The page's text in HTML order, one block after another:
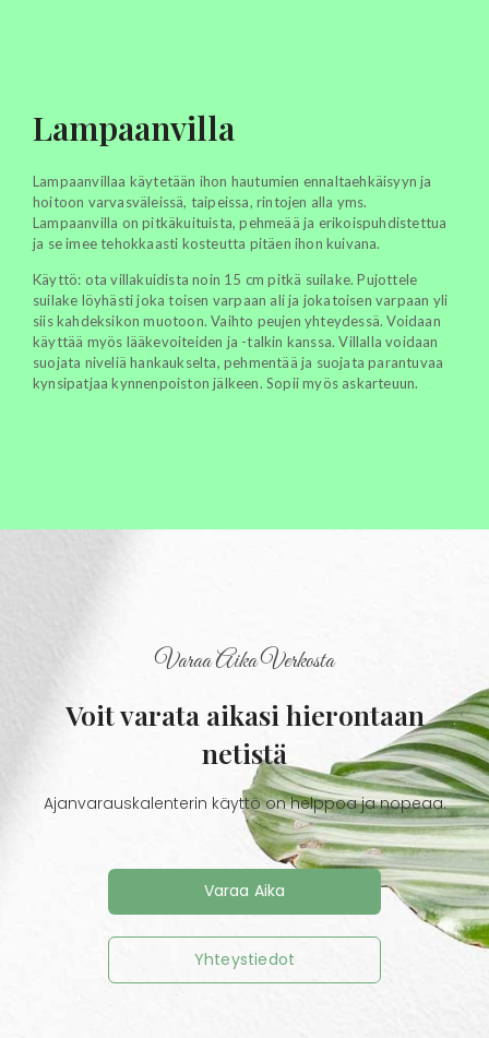
Lampaanvilla
Lampaanvillaa käytetään ihon hautumien ennaltaehkäisyyn ja
hoitoon varvasväleissä, taipeissa, rintojen alla yms.
Lampaanvilla on pitkäkuituista, pehmeää ja erikoispuhdistettua
ja se imee tehokkaasti kosteutta pitäen ihon kuivana.
Käyttö: ota villakuidista noin 15 cm pitkä suilake. Pujottele
suilake löyhästi joka toisen varpaan ali ja jokatoisen varpaan yli
siis kahdeksikon muotoon. Vaihto peujen yhteydessä. Voidaan
käyttää myös lääkevoiteiden ja -talkin kanssa. Villalla voidaan
suojata niveliä hankaukselta, pehmentää ja suojata parantuvaa
kynsipatjaa kynnenpoiston jälkeen. Sopii myös askarteuun.
Varaa Aika Verkosta
Voit varata aikasi hierontaan
netistä
Ajanvarauskalenterin käyttö on helppoa ja nopeaa.
Varaa Aika
Yhteystiedot